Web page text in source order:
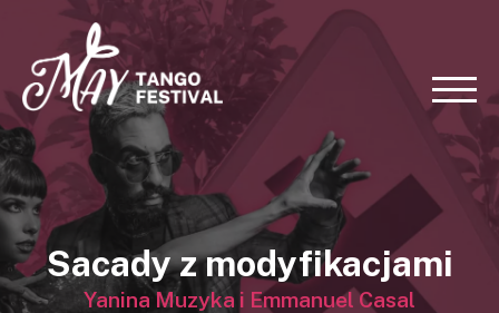
Sacady z modyfikacjami
Yanina Muzyka i Emmanuel Casal